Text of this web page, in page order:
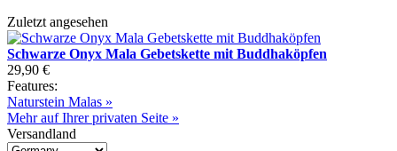
Zuletzt angesehen
Schwarze Onyx Mala Gebetskette mit Buddhaköpfen
29,90 €
Features:
Naturstein Malas »
Mehr auf Ihrer privaten Seite »
Versandland